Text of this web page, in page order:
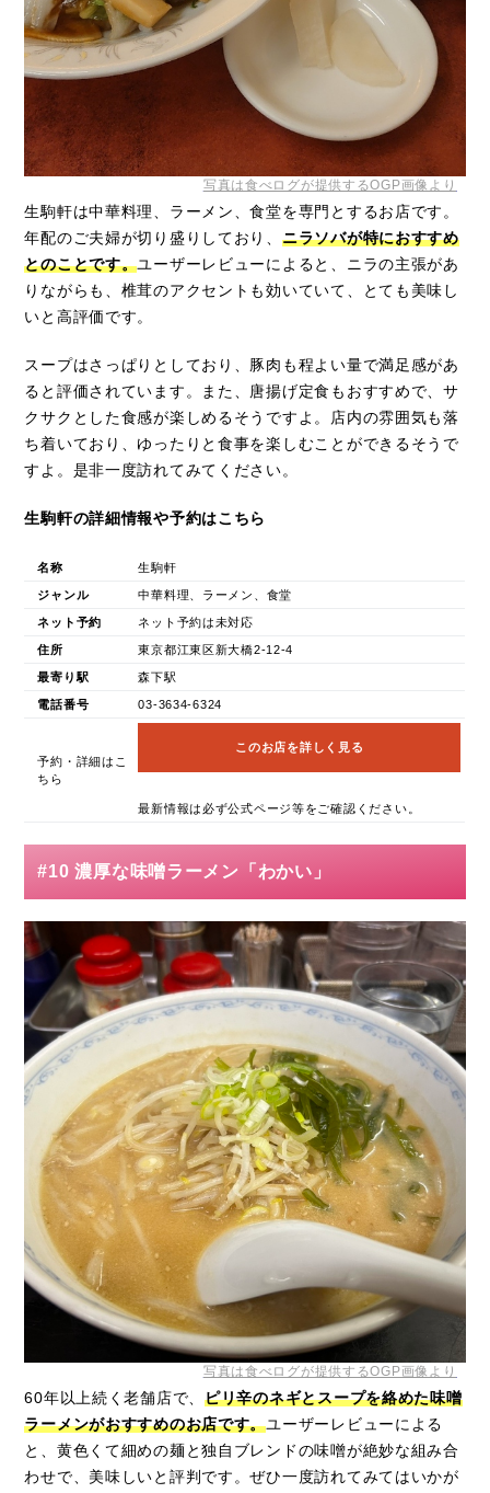
写真は食べログが提供するOGP画像より
生駒軒は中華料理、ラーメン、食堂を専門とするお店です。
年配のご夫婦が切り盛りしており、 ニラソバが特におすすめ
とのことです。ユーザーレビューによると、ニラの主張があ
りながらも、椎茸のアクセントも効いていて、とても美味し
いと高評価です。
スープはさっぱりとしており、豚肉も程よい量で満足感があ
ると評価されています。また、唐揚げ定食もおすすめで、サ
クサクとした食感が楽しめるそうですよ。店内の雰囲気も落
ち着いており、ゆったりと食事を楽しむことができるそうで
すよ。是非一度訪れてみてください。
生駒軒の詳細情報や予約はこちら
名称 生駒軒
ジャンル 中華料理、ラーメン、食堂
ネット予約 ネット予約は未対応
住所 東京都江東区新大橋2-12-4
最寄り駅 森下駅
電話番号 03-3634-6324
予約・詳細はこ
ちら
このお店を詳しく見る
最新情報は必ず公式ページ等をご確認ください。
#10 濃厚な味噌ラーメン「わかい」
写真は食べログが提供するOGP画像より
60年以上続く老舗店で、ピリ辛のネギとスープを絡めた味噌
ラーメンがおすすめのお店です。ユーザーレビューによる
と、黄色くて細めの麺と独自ブレンドの味噌が絶妙な組み合
わせで、美味しいと評判です。ぜひ一度訪れてみてはいかが